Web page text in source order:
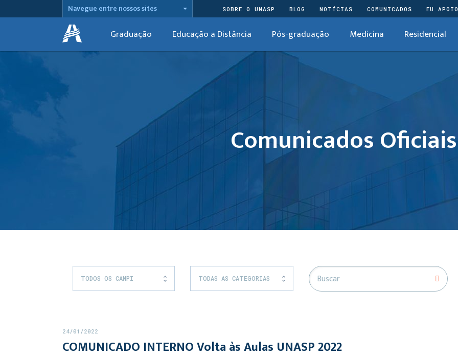
Navegue entre nossos sites SOBRE O UNASP BLOG NOTÍCIAS COMUNICADOS EU APOIO
Graduação Educação a Distância Pós-graduação Medicina Residencial
Comunicados Oficiais
TODOS OS CAMPI TODAS AS CATEGORIAS
24/01/2022
COMUNICADO INTERNO Volta às Aulas UNASP 2022